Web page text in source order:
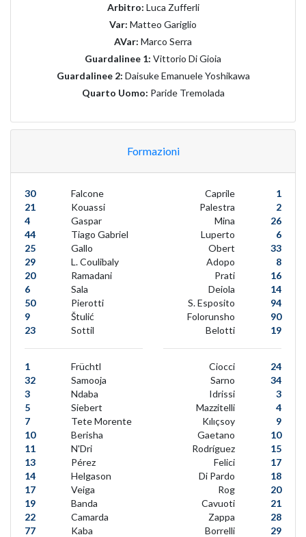
Arbitro: Luca Zufferli
Var: Matteo Gariglio
AVar: Marco Serra
Guardalinee 1: Vittorio Di Gioia
Guardalinee 2: Daisuke Emanuele Yoshikawa
Quarto Uomo: Paride Tremolada
Formazioni
30
Falcone
21
Kouassi
4
Gaspar
44
Tiago Gabriel
25
Gallo
29
L. Coulibaly
20
Ramadani
6
Sala
50
Pierotti
9
Štulić
23
Sottil
1
Früchtl
32
Samooja
3
Ndaba
5
Siebert
7
Tete Morente
10
Berisha
11
N'Dri
13
Pérez
14
Helgason
17
Veiga
19
Banda
22
Camarda
77
Kaba
1
Caprile
2
Palestra
26
Mina
6
Luperto
33
Obert
8
Adopo
16
Prati
14
Deiola
94
S. Esposito
90
Folorunsho
19
Belotti
24
Ciocci
34
Sarno
3
Idrissi
4
Mazzitelli
9
Kılıçsoy
10
Gaetano
15
Rodríguez
17
Felici
18
Di Pardo
20
Rog
21
Cavuoti
28
Zappa
29
Borrelli